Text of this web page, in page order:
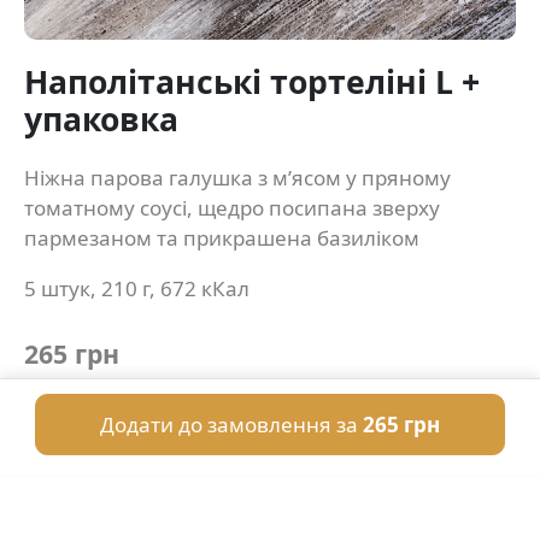
Наполітанські тортеліні L +
упаковка
Ніжна парова галушка з м’ясом у пряному
томатному соусі, щедро посипана зверху
пармезаном та прикрашена базиліком
5 штук, 210 г, 672 кКал
265 грн
Додати до замовлення за 265 грн